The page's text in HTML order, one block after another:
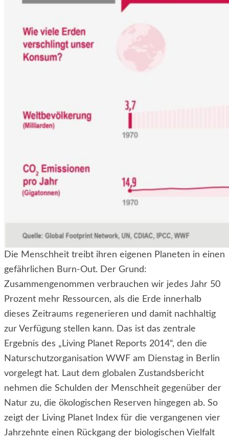
Die Menschheit treibt ihren eigenen Planeten in einen
gefährlichen Burn-Out. Der Grund:
Zusammengenommen verbrauchen wir jedes Jahr 50
Prozent mehr Ressourcen, als die Erde innerhalb
dieses Zeitraums regenerieren und damit nachhaltig
zur Verfügung stellen kann. Das ist das zentrale
Ergebnis des „Living Planet Reports 2014“, den die
Naturschutzorganisation WWF am Dienstag in Berlin
vorgelegt hat. Laut dem globalen Zustandsbericht
nehmen die Schulden der Menschheit gegenüber der
Natur zu, die ökologischen Reserven hingegen ab. So
zeigt der Living Planet Index für die vergangenen vier
Jahrzehnte einen Rückgang der biologischen Vielfalt